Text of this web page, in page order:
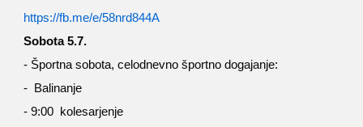
https://fb.me/e/58nrd844A
Sobota 5.7.
- Športna sobota, celodnevno športno dogajanje:
- Balinanje
- 9:00 kolesarjenje